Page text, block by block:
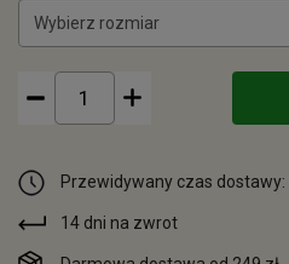
Wybierz rozmiar
Przewidywany czas dostawy:
14 dni na zwrot